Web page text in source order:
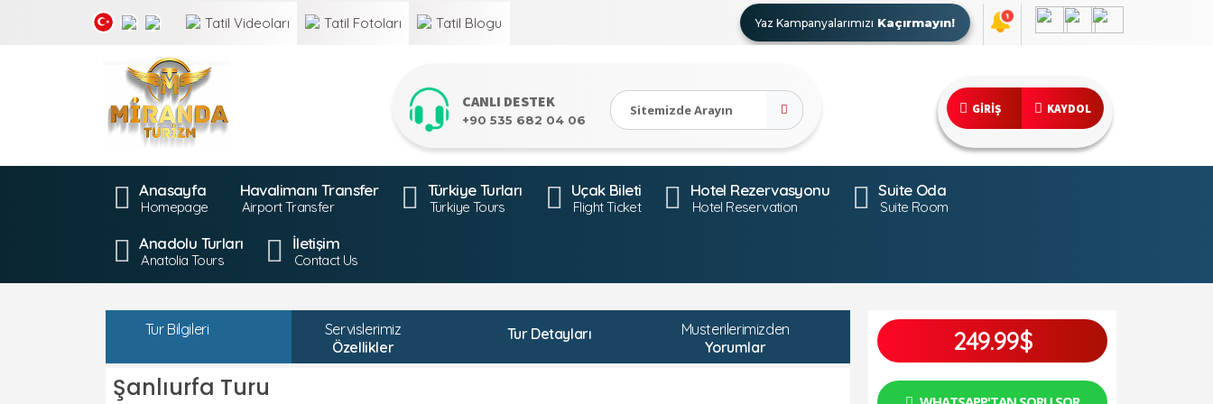
Tatil Videoları Tatil Fotoları Tatil Blogu Yaz Kampanyalarımızı Kaçırmayın!
CANLI DESTEK
+90 535 682 04 06
GİRİŞ KAYDOL
Anasayfa
Homepage
Havalimanı Transfer
Airport Transfer
Türkiye Turları
Türkiye Tours
Uçak Bileti
Flight Ticket
Hotel Rezervasyonu
Hotel Reservation
Suite Oda
Suite Room
Anadolu Turları
Anatolia Tours
İletişim
Contact Us
Tur Bilgileri
Servislerimiz
Özellikler
Tur Detayları
Musterilerimizden
Yorumlar
Şanlıurfa Turu
249.99$